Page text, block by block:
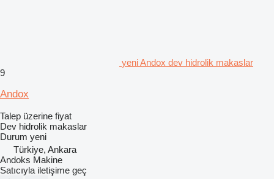
yeni Andox dev hidrolik makaslar
9
Andox
Talep üzerine fiyat
Dev hidrolik makaslar
Durum yeni
Türkiye, Ankara
Andoks Makine
Satıcıyla iletişime geç